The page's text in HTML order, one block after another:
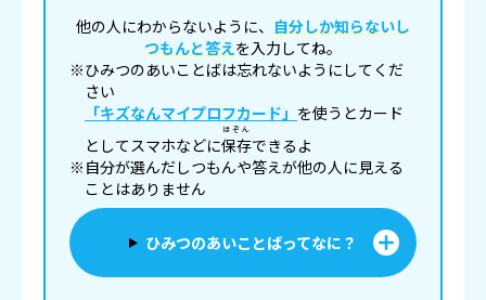
他の人にわからないように、 自分しか知らないし
つもんと答えを入力してね。
※ひみつのあいことばは忘れないようにしてくだ
さい
「キズなんマイプロフカード」 を使うとカード
としてスマホなどに保存
ほぞん
できるよ
※自分が選んだしつもんや答えが他の人に見える
ことはありません
ひみつのあいことばってなに？